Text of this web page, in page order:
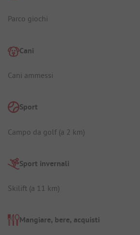
Parco giochi
Cani
Cani ammessi
Sport
Campo da golf (a 2 km)
Sport invernali
Skilift (a 11 km)
Mangiare, bere, acquisti